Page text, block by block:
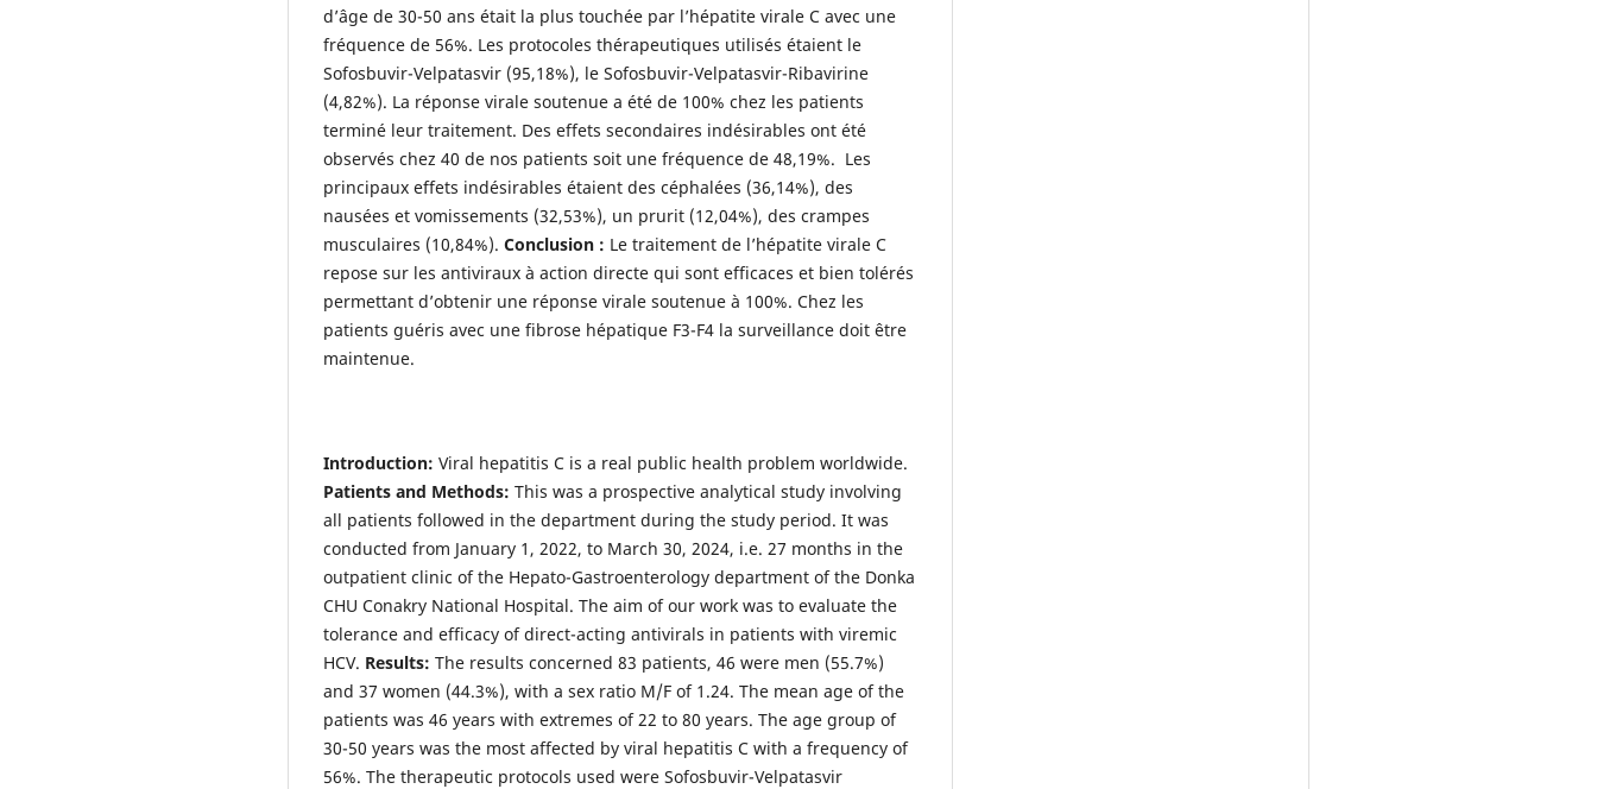
d’âge de 30-50 ans était la plus touchée par l’hépatite virale C avec une
fréquence de 56%. Les protocoles thérapeutiques utilisés étaient le
Sofosbuvir-Velpatasvir (95,18%), le Sofosbuvir-Velpatasvir-Ribavirine
(4,82%). La réponse virale soutenue a été de 100% chez les patients
terminé leur traitement. Des effets secondaires indésirables ont été
observés chez 40 de nos patients soit une fréquence de 48,19%. Les
principaux effets indésirables étaient des céphalées (36,14%), des
nausées et vomissements (32,53%), un prurit (12,04%), des crampes
musculaires (10,84%). Conclusion : Le traitement de l’hépatite virale C
repose sur les antiviraux à action directe qui sont efficaces et bien tolérés
permettant d’obtenir une réponse virale soutenue à 100%. Chez les
patients guéris avec une fibrose hépatique F3-F4 la surveillance doit être
maintenue.
Introduction: Viral hepatitis C is a real public health problem worldwide.
Patients and Methods: This was a prospective analytical study involving
all patients followed in the department during the study period. It was
conducted from January 1, 2022, to March 30, 2024, i.e. 27 months in the
outpatient clinic of the Hepato-Gastroenterology department of the Donka
CHU Conakry National Hospital. The aim of our work was to evaluate the
tolerance and efficacy of direct-acting antivirals in patients with viremic
HCV. Results: The results concerned 83 patients, 46 were men (55.7%)
and 37 women (44.3%), with a sex ratio M/F of 1.24. The mean age of the
patients was 46 years with extremes of 22 to 80 years. The age group of
30-50 years was the most affected by viral hepatitis C with a frequency of
56%. The therapeutic protocols used were Sofosbuvir-Velpatasvir